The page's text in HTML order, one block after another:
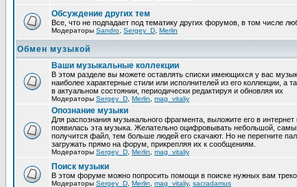
Обcуждение других тем
Все, что не подпадает под тематику других форумов, в том числе
Модераторы Sandro Sergey_D Merlin
Обмен музыкой
Ваши музыкальные коллекции
В этом разделе вы можете оставлять списки имеющихся у вас
наиболее характерные стили или исполнителей из его коллекции,
в актуальном состоянии, периодически редактируя и обновляя их
Модераторы Sergey_D Merlin mag_vitaliy
Опознание музыки
Для распознания музыкального фрагмента, выложите его в
появилась эта музыка. Желательно оцифровывать небольшой,
получится файл, тем больше людей его скачают. Но не перегните
загружать прямо на форум, прикрепляя их к сообщениям.
Модераторы Sergey_D Merlin mag_vitaliy
Поиск музыки
В этом форуме можно попросить помощи в поиске нужных вам
Модераторы Sergey_D Merlin mag_vitaliy, sacradamus